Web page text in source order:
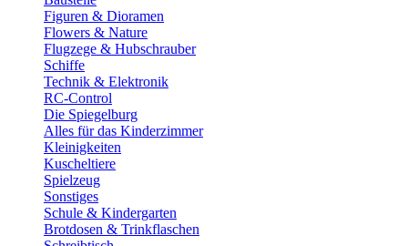
Figuren & Dioramen
Flowers & Nature
Flugzege & Hubschrauber
Schiffe
Technik & Elektronik
RC-Control
Die Spiegelburg
Alles für das Kinderzimmer
Kleinigkeiten
Kuscheltiere
Spielzeug
Sonstiges
Schule & Kindergarten
Brotdosen & Trinkflaschen